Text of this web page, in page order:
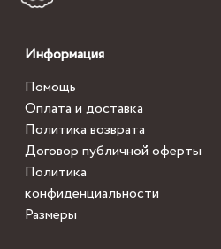
Информация
Помощь
Оплата и доставка
Политика возврата
Договор публичной оферты
Политика
конфиденциальности
Размеры